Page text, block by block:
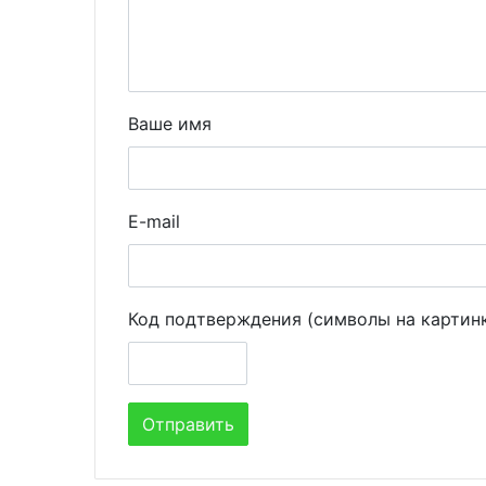
Ваше имя
E-mail
Код подтверждения (символы на